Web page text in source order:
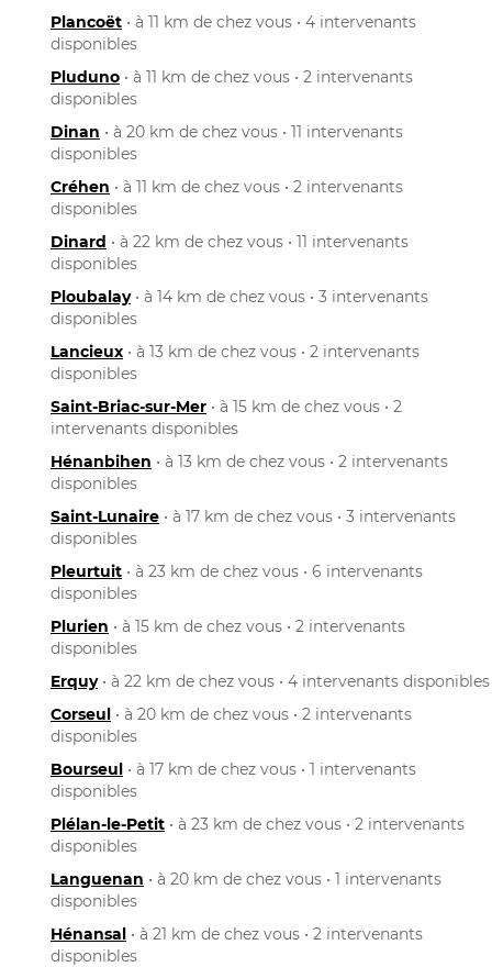
Plancoët • à 11 km de chez vous • 4 intervenants
disponibles
Pluduno • à 11 km de chez vous • 2 intervenants
disponibles
Dinan • à 20 km de chez vous • 11 intervenants
disponibles
Créhen • à 11 km de chez vous • 2 intervenants
disponibles
Dinard • à 22 km de chez vous • 11 intervenants
disponibles
Ploubalay• à 14 km de chez vous • 3 intervenants
disponibles
Lancieux • à 13 km de chez vous • 2 intervenants
disponibles
Saint-Briac-sur-Mer • à 15 km de chez vous • 2
intervenants disponibles
Hénanbihen • à 13 km de chez vous • 2 intervenants
disponibles
Saint-Lunaire • à 17 km de chez vous • 3 intervenants
disponibles
Pleurtuit • à 23 km de chez vous • 6 intervenants
disponibles
Plurien • à 15 km de chez vous • 2 intervenants
disponibles
Erquy• à 22 km de chez vous • 4 intervenants disponibles
Corseul • à 20 km de chez vous • 2 intervenants
disponibles
Bourseul • à 17 km de chez vous • 1 intervenants
disponibles
Plélan-le-Petit • à 23 km de chez vous • 2 intervenants
disponibles
Languenan • à 20 km de chez vous • 1 intervenants
disponibles
Hénansal • à 21 km de chez vous • 2 intervenants
disponibles